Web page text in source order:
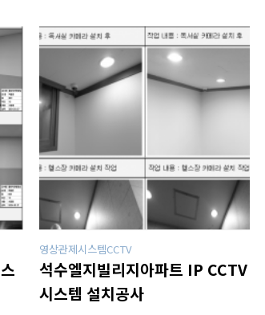
영상관제시스템CCTV
석수엘지빌리지아파트 IP CCTV
시스템 설치공사